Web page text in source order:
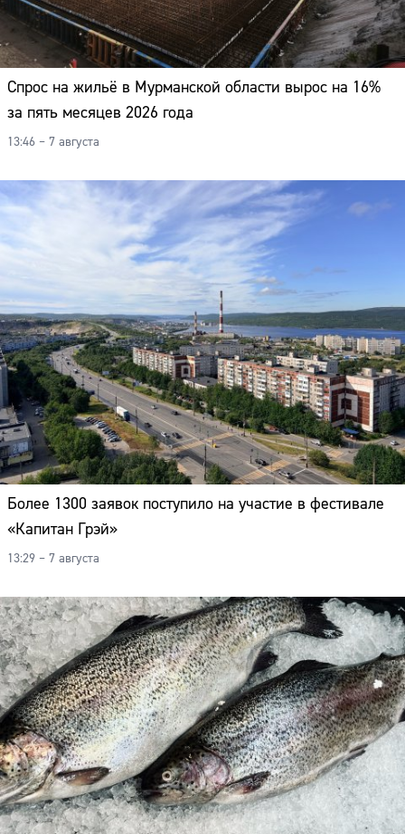
Спрос на жильё в Мурманской области вырос на 16%
за пять месяцев 2026 года
13:46 – 7 августа
Более 1300 заявок поступило на участие в фестивале
«Капитан Грэй»
13:29 – 7 августа